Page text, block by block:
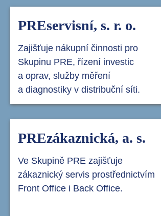
PREservisní, s. r. o.
Zajišťuje nákupní činnosti pro
Skupinu PRE, řízení investic
a oprav, služby měření
a diagnostiky v distribuční síti.
PREzákaznická, a. s.
Ve Skupině PRE zajišťuje
zákaznický servis prostřednictvím
Front Office i Back Office.